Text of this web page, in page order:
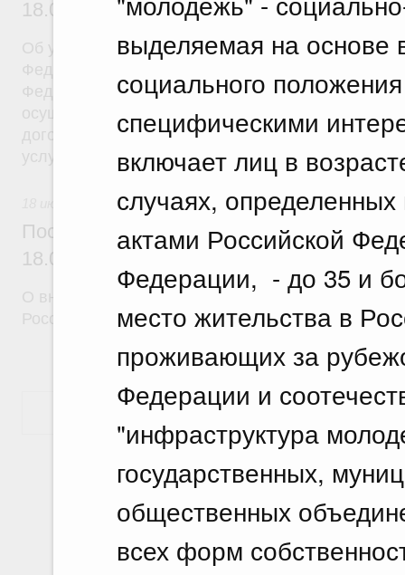
выделяемая на основе
социального
специфическими
включает лиц в
случаях,
актами Российской
Федерации, - до 35 и
место жительства в
проживающих за
Федерации и
"инфраструктура
государственных,
общественных
всех форм
18.07.2026 г. № 908
Об утверждении Правил уведомления частным
Федерации (территориального органа),
осуществление частной детективной
договора на оказание сыскных услуг и об
Постановление Правительства
18.07.2026 г. № 910
О внесении изменений в некоторые акты
Российской Федерации